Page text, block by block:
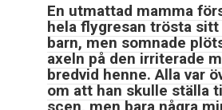
En utmattad mamma
hela flygresan trösta sitt
barn, men somnade
axeln på den irriterade
bredvid henne. Alla var
om att han skulle ställa
scen, men bara några